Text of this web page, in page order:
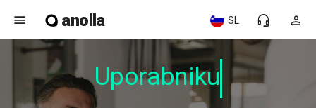
menu anolla person
headset_mic
SL
Uporabniku p